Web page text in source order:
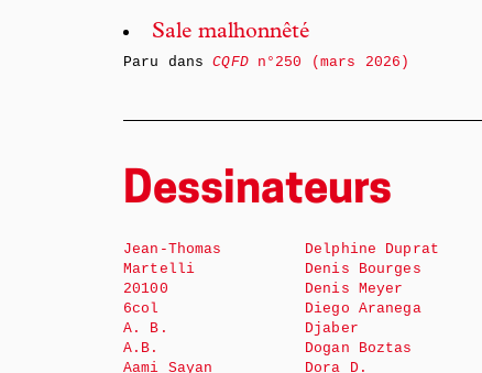
Sale malhonnêté
Paru dansCQFDn°250 (mars 2026)
Dessinateurs
Jean-Thomas
Martelli
20100
6col
A. B.
A.B.
Aami Sayan
Delphine Duprat
Denis Bourges
Denis Meyer
Diego Aranega
Djaber
Dogan Boztas
Dora D.